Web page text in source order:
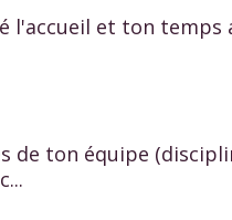
l'accueil et ton temps
de ton équipe